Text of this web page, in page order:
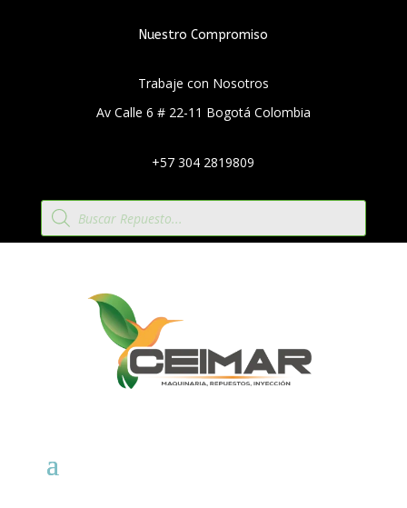
Nuestro Compromiso
Trabaje con Nosotros
Av Calle 6 # 22-11 Bogotá Colombia
+57 304 2819809
Búsqueda
de
productos